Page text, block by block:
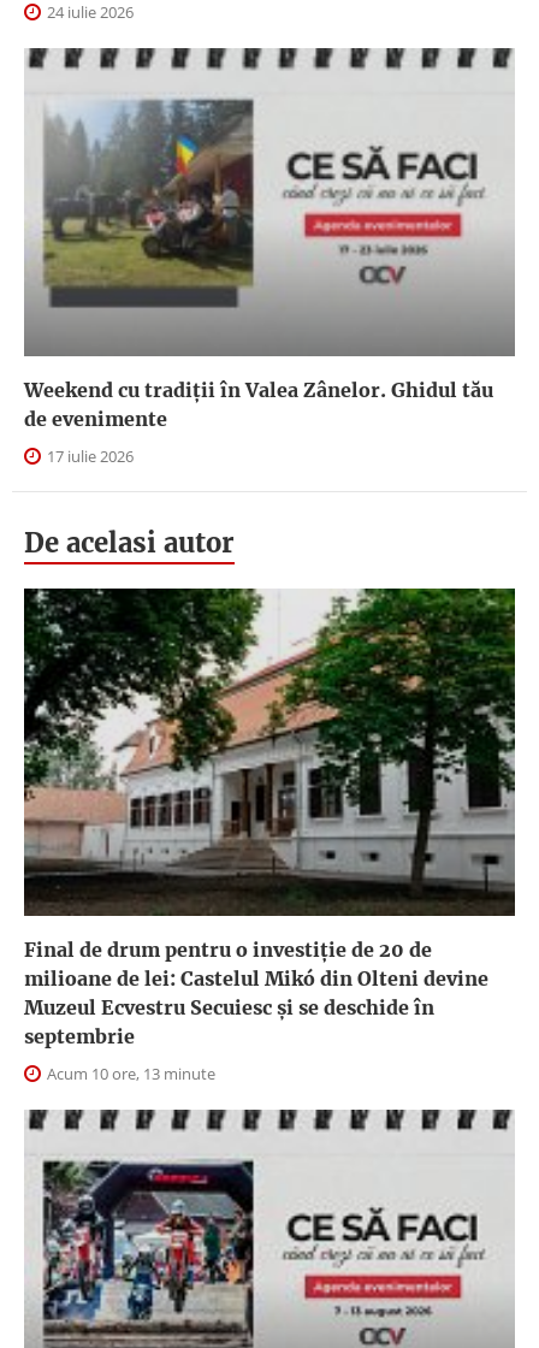
24 iulie 2026
Weekend cu tradiții în Valea Zânelor. Ghidul tău
de evenimente
17 iulie 2026
De acelasi autor
Final de drum pentru o investiție de 20 de
milioane de lei: Castelul Mikó din Olteni devine
Muzeul Ecvestru Secuiesc și se deschide în
septembrie
Acum 10 ore, 13 minute